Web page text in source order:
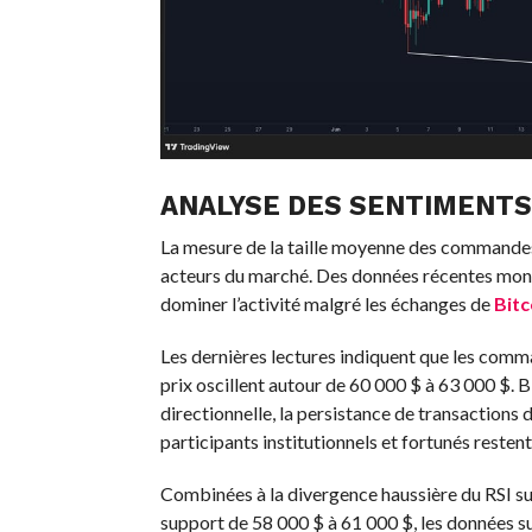
ANALYSE DES SENTIMENTS
La mesure de la taille moyenne des
acteurs du marché. Des données récentes
dominer l’activité malgré les échanges de
Les dernières lectures indiquent que les
prix oscillent autour de 60 000 $ à 63 000 $.
directionnelle, la persistance de transactions
participants institutionnels et fortunés restent
Combinées à la divergence haussière du RSI
support de 58 000 $ à 61 000 $, les données